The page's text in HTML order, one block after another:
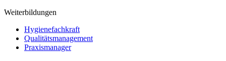
Weiterbildungen
Hygienefachkraft
Qualitätsmanagement
Praxismanager